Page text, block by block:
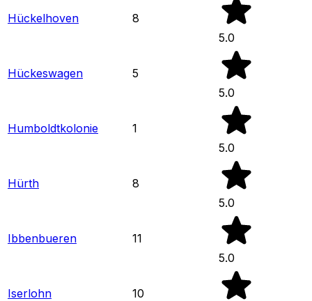
Hückelhoven
8
5.0
Hückeswagen
5
5.0
Humboldtkolonie
1
5.0
Hürth
8
5.0
Ibbenbueren
11
5.0
Iserlohn
10